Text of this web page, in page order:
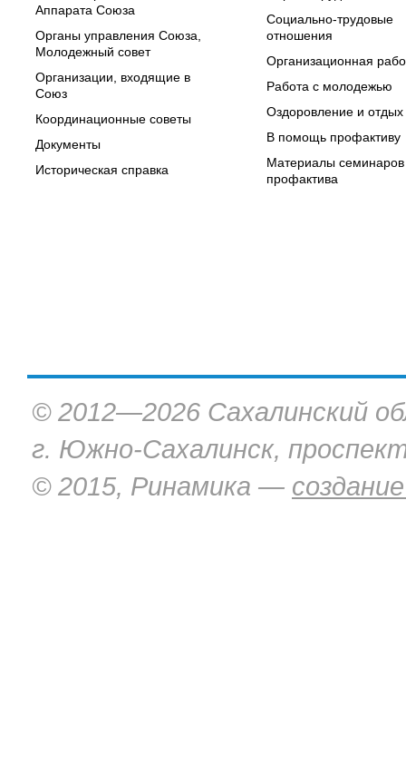
Аппарата Союза
Органы управления Союза,
Молодежный совет
Организации, входящие в
Союз
Координационные советы
Документы
Историческая справка
Социально-трудовые
отношения
Организационная
Работа с молодежью
Оздоровление и отдых
В помощь профактиву
Материалы
профактива
© 2012—2026 Сахалинский
г. Южно-Сахалинск,
© 2015, Ринамика —